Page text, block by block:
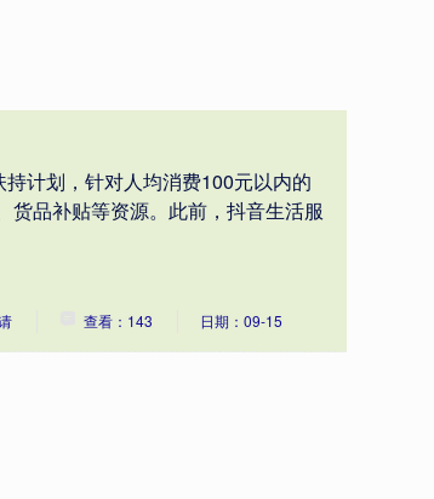
计划，针对人均消费100元以内的
品补贴等资源。此前，抖音生活服
查看：143 日期：09-15